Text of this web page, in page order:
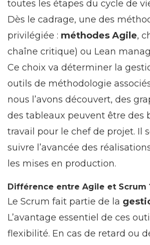
toutes les étapes du cycle de
Dès le cadrage, une des
privilégiée : méthodes Agile,
chaîne critique) ou Lean
Ce choix va déterminer la
outils de méthodologie
nous l’avons découvert, des
des tableaux peuvent être des
travail pour le chef de projet. Il
suivre l’avancée des
les mises en production.
Différence entre Agile et Scrum
Le Scrum fait partie de la
L’avantage essentiel de ces
flexibilité. En cas de retard ou